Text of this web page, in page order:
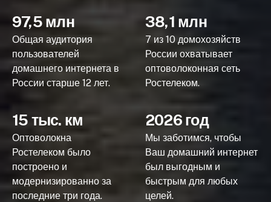
97,5 млн
Общая аудитория
пользователей
домашнего интернета в
России старше 12 лет.
38,1 млн
7 из 10 домохозяйств
России охватывает
оптоволоконная сеть
Ростелеком.
15 тыс. км
Оптоволокна
Ростелеком было
построено и
модернизированно за
последние три года.
2026 год
Мы заботимся, чтобы
Ваш домашний интернет
был выгодным и
быстрым для любых
целей.